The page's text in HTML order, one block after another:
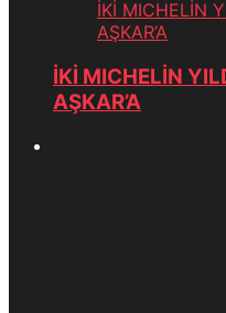
İKİ MICHELİN
AŞKAR’A
İKİ MICHELİN
AŞKAR’A